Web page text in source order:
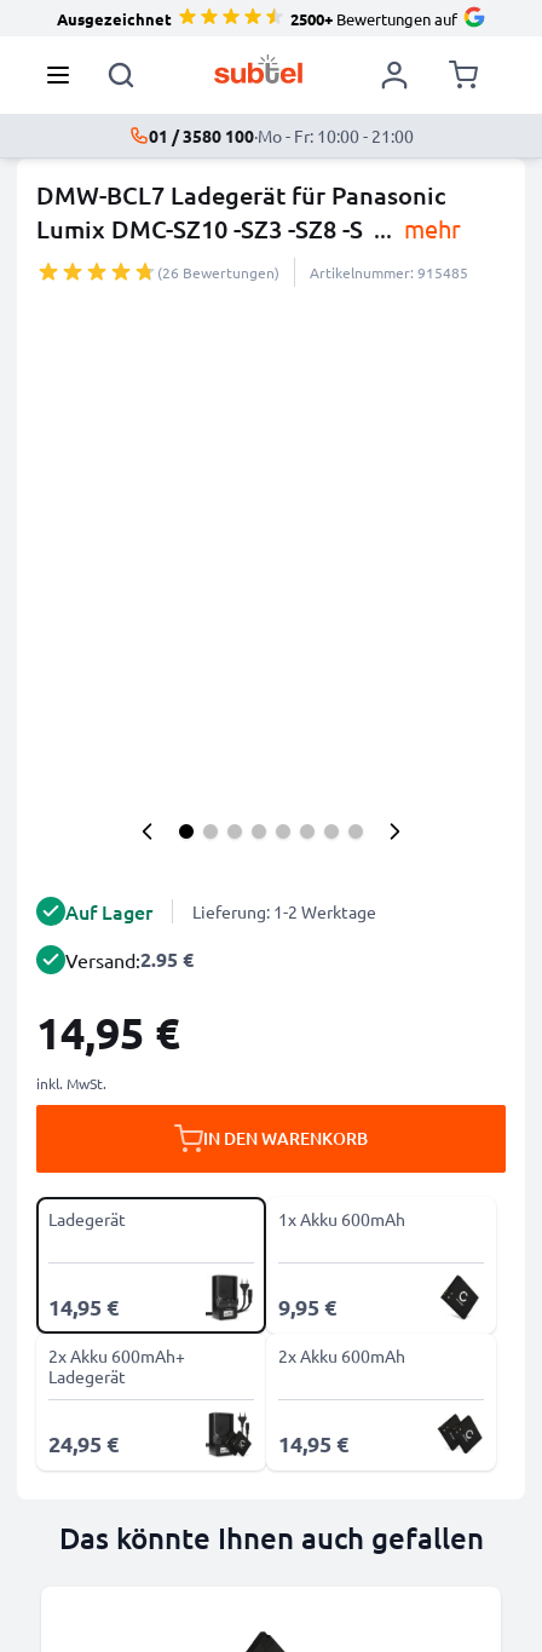
Ausgezeichnet 2500+Bewertungen auf
01 / 3580 100·Mo - Fr: 10:00 - 21:00
DMW-BCL7 Ladegerät für Panasonic
Lumix DMC-SZ10 -SZ3 -SZ8 -S ... mehr
(26 Bewertungen) Artikelnummer: 915485
Auf Lager Lieferung: 1-2 Werktage
Versand:2.95 €
14,95 €
inkl. MwSt.
IN DEN WARENKORB
Ladegerät
14,95 €
1x Akku 600mAh
9,95 €
2x Akku 600mAh+
Ladegerät
24,95 €
2x Akku 600mAh
14,95 €
Das könnte Ihnen auch gefallen